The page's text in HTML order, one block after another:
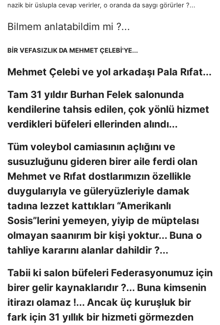
nazik bir üslupla cevap verirler, o oranda da saygı görürler ?...
Bilmem anlatabildim mi ?...
BİR VEFASIZLIK DA MEHMET ÇELEBİ'YE...
Mehmet Çelebi ve yol arkadaşı Pala Rıfat...
Tam 31 yıldır Burhan Felek salonunda
kendilerine tahsis edilen, çok yönlü hizmet
verdikleri büfeleri ellerinden alındı...
Tüm voleybol camiasının açlığını ve
susuzluğunu gideren birer aile ferdi olan
Mehmet ve Rıfat dostlarımızın özellikle
duygularıyla ve güleryüzleriyle damak
tadına lezzet kattıkları “Amerikanlı
Sosis”lerini yemeyen, yiyip de müptelası
olmayan saanırım bir kişi yoktur... Buna o
tahliye kararını alanlar dahildir ?...
Tabii ki salon büfeleri Federasyonumuz için
birer gelir kaynaklarıdır ?... Buna kimsenin
itirazı olamaz !... Ancak üç kuruşluk bir
fark için 31 yıllık bir hizmeti görmezden